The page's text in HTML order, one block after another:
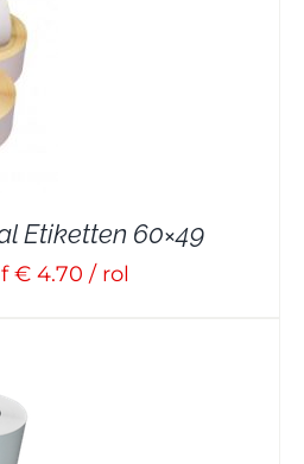
Etiketten 60×49
€ 4.70 / rol